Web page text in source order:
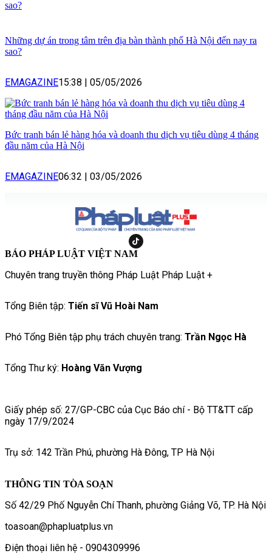
Những dự án trong tâm trên địa bàn thành phố Hà Nội đến nay ra
sao?
EMAGAZINE15:38 | 05/05/2026
Bức tranh bán lẻ hàng hóa và doanh thu dịch vụ tiêu dùng 4 tháng
đầu năm của Hà Nội
EMAGAZINE06:32 | 03/05/2026
BÁO PHÁP LUẬT VIỆT NAM
Chuyên trang truyền thông Pháp Luật Pháp Luật +
Tổng Biên tập: Tiến sĩ Vũ Hoài Nam
Phó Tổng Biên tập phụ trách chuyên trang: Trần Ngọc Hà
Tổng Thư ký: Hoàng Văn Vượng
Giấy phép số: 27/GP-CBC của Cục Báo chí - Bộ TT&TT cấp
ngày 17/9/2024
Trụ sở: 142 Trần Phú, phường Hà Đông, TP Hà Nội
THÔNG TIN TÒA SOẠN
Số 42/29 Phố Nguyễn Chí Thanh, phường Giảng Võ, TP. Hà Nội
toasoan@phapluatplus.vn
Điện thoại liên hệ - 0904309996